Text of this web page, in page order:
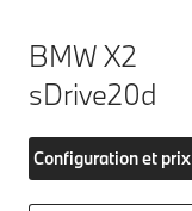
BMW X2
sDrive20d
Configuration et prix